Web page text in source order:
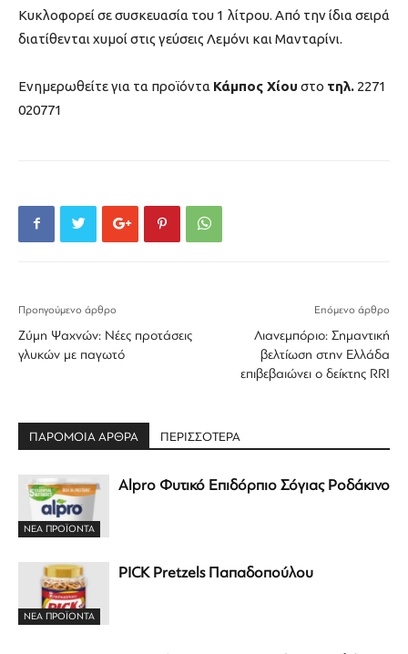
Κυκλοφορεί σε συσκευασία του 1 λίτρου. Από την ίδια σειρά
διατίθενται χυμοί στις γεύσεις Λεμόνι και Μανταρίνι.
Ενημερωθείτε για τα προϊόντα Κάμπος Χίου στο τηλ. 2271
020771
Προηγούμενο άρθρο
Ζύμη Ψαχνών: Νέες προτάσεις
γλυκών με παγωτό
Επόμενο άρθρο
Λιανεμπόριο: Σημαντική
βελτίωση στην Ελλάδα
επιβεβαιώνει ο δείκτης RRI
ΠΑΡΟΜΟΙΑ ΑΡΘΡΑ ΠΕΡΙΣΣΟΤΕΡΑ
ΝΕΑ ΠΡΟΪΟΝΤΑ
Alpro Φυτικό Επιδόρπιο Σόγιας Ροδάκινο
ΝΕΑ ΠΡΟΪΟΝΤΑ
PICK Pretzels Παπαδοπούλου